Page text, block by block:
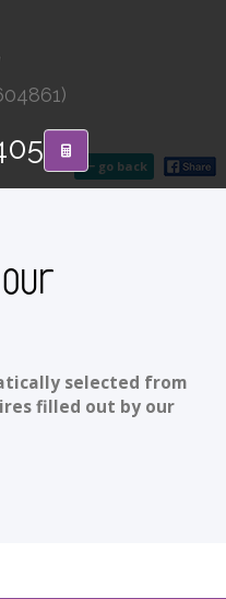
go back
selected from
filled out by our